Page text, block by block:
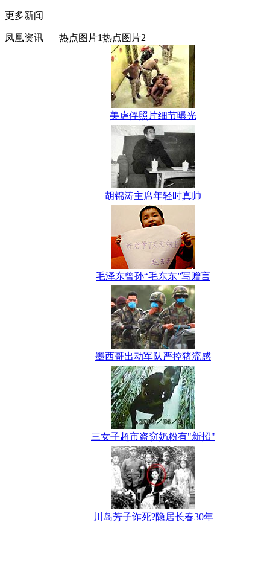
更多新闻
凤凰资讯 热点图片1热点图片2
美虐俘照片细节曝光
胡锦涛主席年轻时真帅
毛泽东曾孙“毛东东”写赠言
墨西哥出动军队严控猪流感
三女子超市盗窃奶粉有"新招"
川岛芳子诈死?隐居长春30年